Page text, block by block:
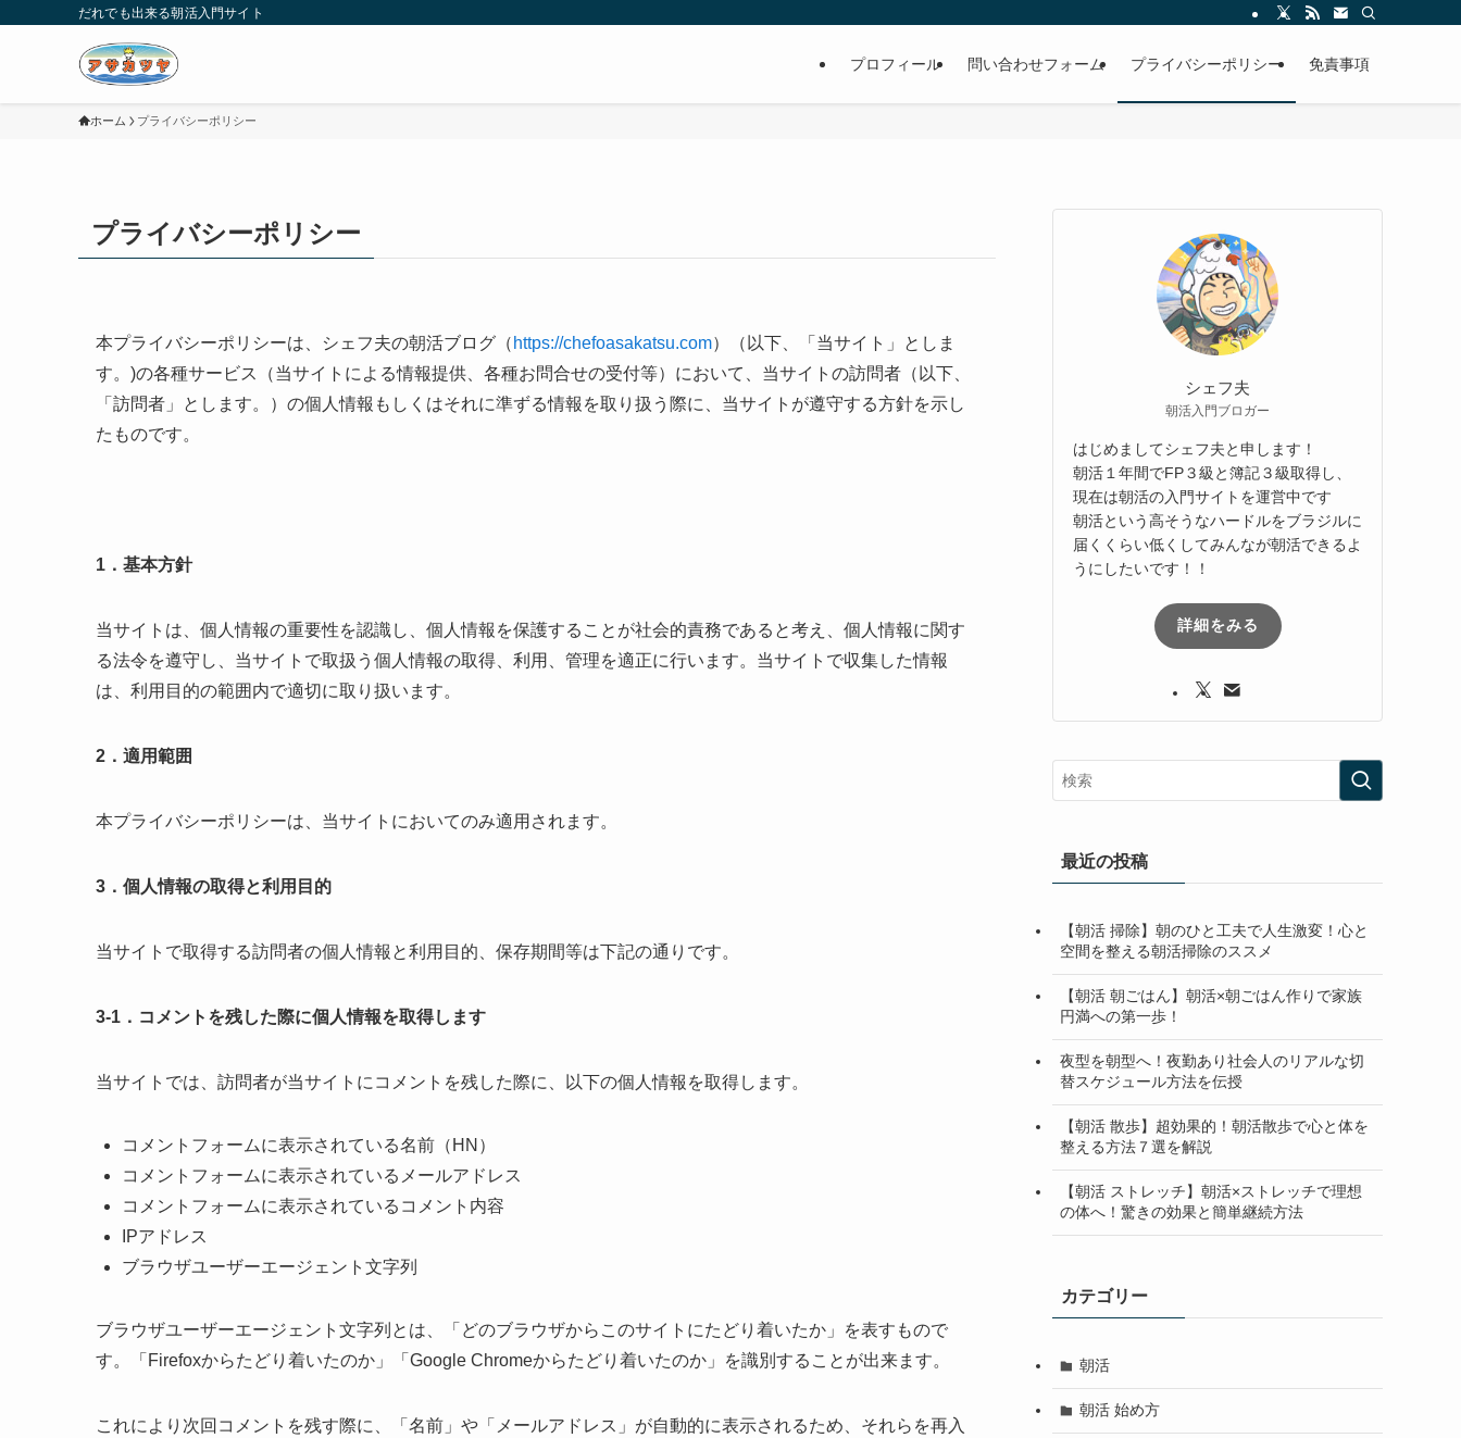
だれでも出来る朝活入門サイト
プロフィール 問い合わせフォーム プライバシーポリシー 免責事項
ホーム プライバシーポリシー
プライバシーポリシー
本プライバシーポリシーは、シェフ夫の朝活ブログ（ https://chefoasakatsu.com）（以下、「当サイト」としま
す。)の各種サービス（当サイトによる情報提供、各種お問合せの受付等）において、当サイトの訪問者（以下、
「訪問者」とします。）の個人情報もしくはそれに準ずる情報を取り扱う際に、当サイトが遵守する方針を示し
たものです。
1．基本方針
当サイトは、個人情報の重要性を認識し、個人情報を保護することが社会的責務であると考え、個人情報に関す
る法令を遵守し、当サイトで取扱う個人情報の取得、利用、管理を適正に行います。当サイトで収集した情報
は、利用目的の範囲内で適切に取り扱います。
2．適用範囲
本プライバシーポリシーは、当サイトにおいてのみ適用されます。
3．個人情報の取得と利用目的
当サイトで取得する訪問者の個人情報と利用目的、保存期間等は下記の通りです。
3-1．コメントを残した際に個人情報を取得します
当サイトでは、訪問者が当サイトにコメントを残した際に、以下の個人情報を取得します。
コメントフォームに表示されている名前（HN）
コメントフォームに表示されているメールアドレス
コメントフォームに表示されているコメント内容
IPアドレス
ブラウザユーザーエージェント文字列
ブラウザユーザーエージェント文字列とは、「どのブラウザからこのサイトにたどり着いたか」を表すもので
す。「Firefoxからたどり着いたのか」「Google Chromeからたどり着いたのか」を識別することが出来ます。
これにより次回コメントを残す際に、「名前」や「メールアドレス」が自動的に表示されるため、それらを再入
シェフ夫
朝活入門ブロガー
はじめましてシェフ夫と申します！
朝活１年間でFP３級と簿記３級取得し、
現在は朝活の入門サイトを運営中です
朝活という高そうなハードルをブラジルに
届くくらい低くしてみんなが朝活できるよ
うにしたいです！！
詳細をみる
最近の投稿
【朝活 掃除】朝のひと工夫で人生激変！心と
空間を整える朝活掃除のススメ
【朝活 朝ごはん】朝活×朝ごはん作りで家族
円満への第一歩！
夜型を朝型へ！夜勤あり社会人のリアルな切
替スケジュール方法を伝授
【朝活 散歩】超効果的！朝活散歩で心と体を
整える方法７選を解説
【朝活 ストレッチ】朝活×ストレッチで理想
の体へ！驚きの効果と簡単継続方法
カテゴリー
朝活
朝活 始め方